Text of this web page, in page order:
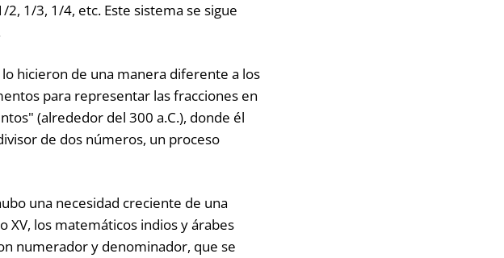
1/3, 1/4, etc. Este sistema se sigue
hicieron de una manera diferente a los
para representar las fracciones en
(alrededor del 300 a.C.), donde él
de dos números, un proceso
una necesidad creciente de una
XV, los matemáticos indios y árabes
numerador y denominador, que se